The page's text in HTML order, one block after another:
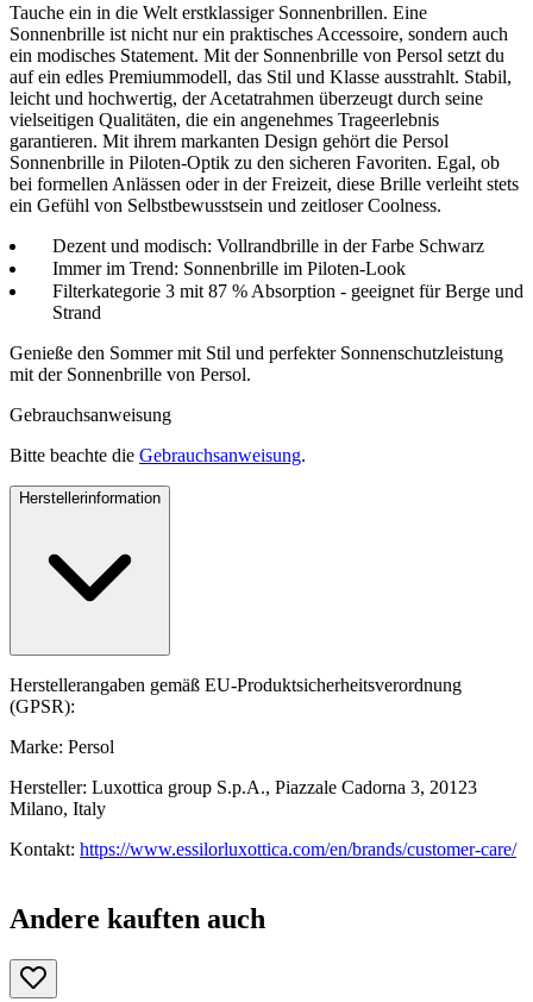
Tauche ein in die Welt erstklassiger Sonnenbrillen. Eine
Sonnenbrille ist nicht nur ein praktisches Accessoire, sondern auch
ein modisches Statement. Mit der Sonnenbrille von Persol setzt du
auf ein edles Premiummodell, das Stil und Klasse ausstrahlt. Stabil,
leicht und hochwertig, der Acetatrahmen überzeugt durch seine
vielseitigen Qualitäten, die ein angenehmes Trageerlebnis
garantieren. Mit ihrem markanten Design gehört die Persol
Sonnenbrille in Piloten-Optik zu den sicheren Favoriten. Egal, ob
bei formellen Anlässen oder in der Freizeit, diese Brille verleiht stets
ein Gefühl von Selbstbewusstsein und zeitloser Coolness.
Dezent und modisch: Vollrandbrille in der Farbe Schwarz
Immer im Trend: Sonnenbrille im Piloten-Look
Filterkategorie 3 mit 87 % Absorption - geeignet für Berge und
Strand
Genieße den Sommer mit Stil und perfekter Sonnenschutzleistung
mit der Sonnenbrille von Persol.
Gebrauchsanweisung
Bitte beachte die Gebrauchsanweisung.
Herstellerinformation
Herstellerangaben gemäß EU-Produktsicherheitsverordnung
(GPSR):
Marke: Persol
Hersteller: Luxottica group S.p.A., Piazzale Cadorna 3, 20123
Milano, Italy
Kontakt: https://www.essilorluxottica.com/en/brands/customer-care/
Andere kauften auch